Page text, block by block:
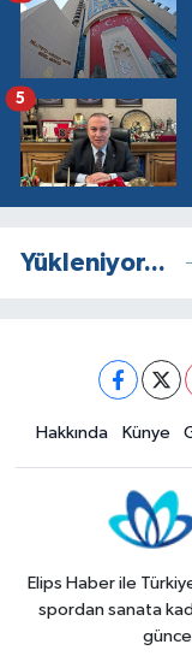
5
Yükleniyor...
Hakkında Künye
Elips Haber ile
spordan sanata